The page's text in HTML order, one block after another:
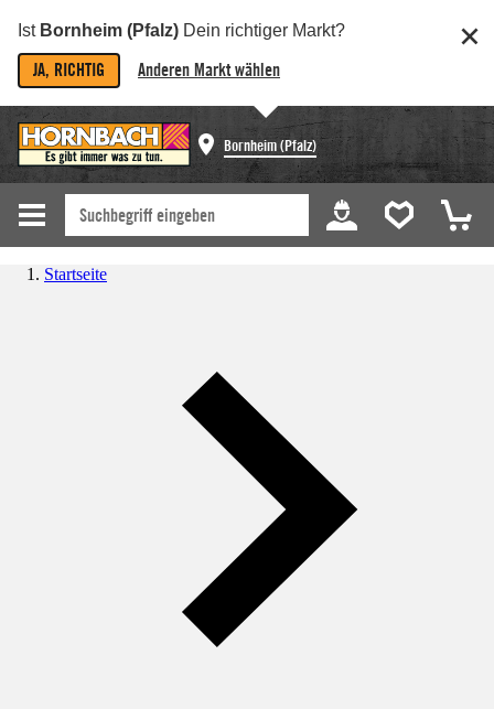
Ist Bornheim (Pfalz) Dein richtiger Markt?
JA, RICHTIG Anderen Markt wählen
Bornheim (Pfalz)
Startseite